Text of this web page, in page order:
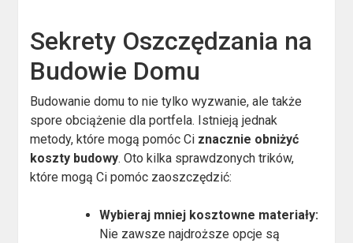
Sekrety Oszczędzania na
Budowie Domu
Budowanie domu to nie tylko wyzwanie, ale także
spore obciążenie dla portfela. Istnieją jednak
metody, które mogą pomóc Ci znacznie obniżyć
koszty budowy. Oto kilka sprawdzonych trików,
które mogą Ci pomóc zaoszczędzić:
Wybieraj mniej kosztowne materiały:
Nie zawsze najdroższe opcje są